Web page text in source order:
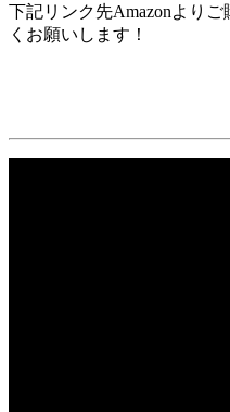
下記リンク先Amazonより
くお願いします！